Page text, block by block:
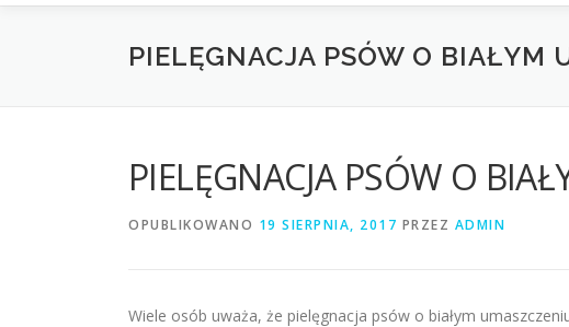
PIELĘGNACJA PSÓW O BIAŁYM
PIELĘGNACJA PSÓW O
OPUBLIKOWANO 19 SIERPNIA, 2017 PRZEZ ADMIN
Wiele osób uważa, że pielęgnacja psów o białym